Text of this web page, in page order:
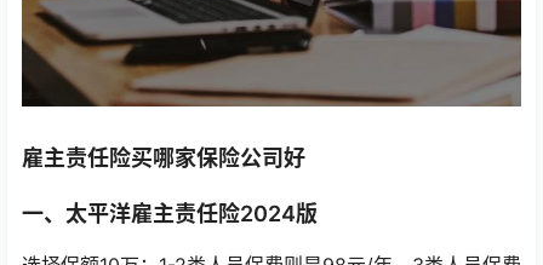
雇主责任险买哪家保险公司好
一、太平洋雇主责任险2024版